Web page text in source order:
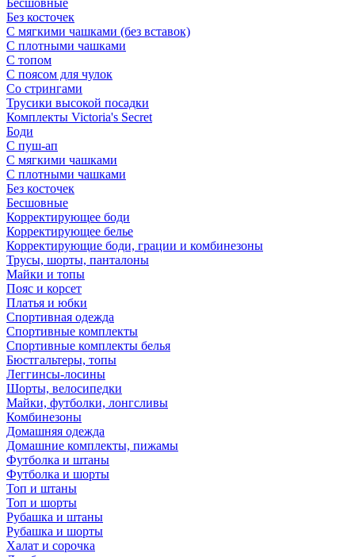
Без косточек
С мягкими чашками (без вставок)
С плотными чашками
С топом
С поясом для чулок
Со стрингами
Трусики высокой посадки
Комплекты Victoria's Secret
Боди
С пуш-ап
С мягкими чашками
С плотными чашками
Без косточек
Бесшовные
Корректирующее боди
Корректирующее белье
Корректирующие боди, грации и комбинезоны
Трусы, шорты, панталоны
Майки и топы
Пояс и корсет
Платья и юбки
Спортивная одежда
Спортивные комплекты
Спортивные комплекты белья
Бюстгальтеры, топы
Леггинсы-лосины
Шорты, велосипедки
Майки, футболки, лонгсливы
Комбинезоны
Домашняя одежда
Домашние комплекты, пижамы
Футболка и штаны
Футболка и шорты
Топ и штаны
Топ и шорты
Рубашка и штаны
Рубашка и шорты
Халат и сорочка